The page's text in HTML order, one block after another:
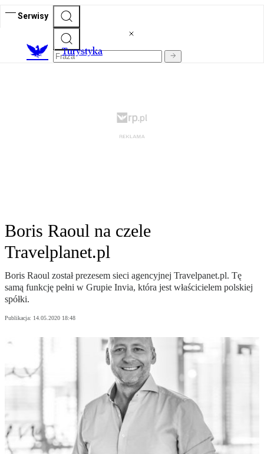
Serwisy
Turystyka
Boris Raoul na czele
Travelplanet.pl
Boris Raoul został prezesem sieci agencyjnej Travelpanet.pl. Tę
samą funkcję pełni w Grupie Invia, która jest właścicielem polskiej
spółki.
Publikacja: 14.05.2020 18:48